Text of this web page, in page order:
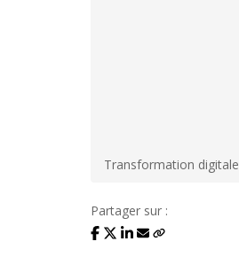
Transformation digitale
Partager sur :